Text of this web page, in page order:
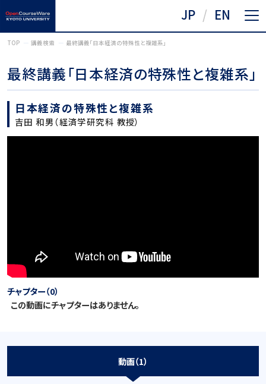
JP EN
TOP 講義検索 最終講義「日本経済の特殊性と複雑系」
最終講義「日本経済の特殊性と複雑系」
日本経済の特殊性と複雑系
吉田 和男（経済学研究科 教授）
チャプター（0）
この動画にチャプターはありません。
動画（1）